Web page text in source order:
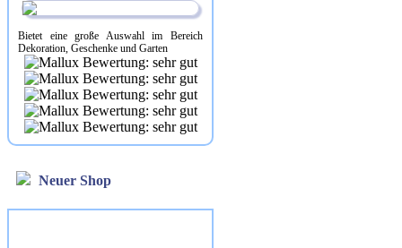
Bietet eine große Auswahl im Bereich
Dekoration, Geschenke und Garten
Neuer Shop